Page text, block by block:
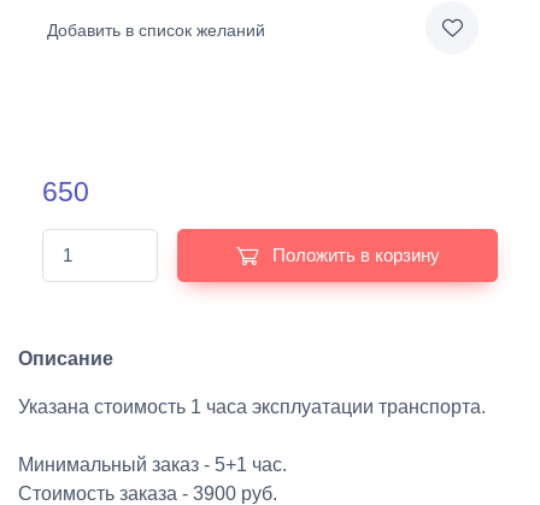
Добавить в список желаний
650
Положить в корзину
Описание
Указана стоимость 1 часа эксплуатации транспорта.
Минимальный заказ - 5+1 час.
Стоимость заказа - 3900 руб.